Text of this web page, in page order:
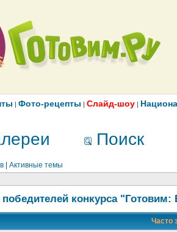
| Фото-рецепты | Слайд-шоу |
Поиск
Активные темы
конкурса
Часто